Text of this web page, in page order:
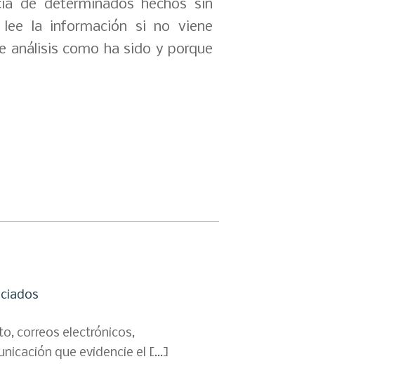
de determinados hechos sin
la información si no viene
análisis como ha sido y porque
correos electrónicos,
que evidencie el […]